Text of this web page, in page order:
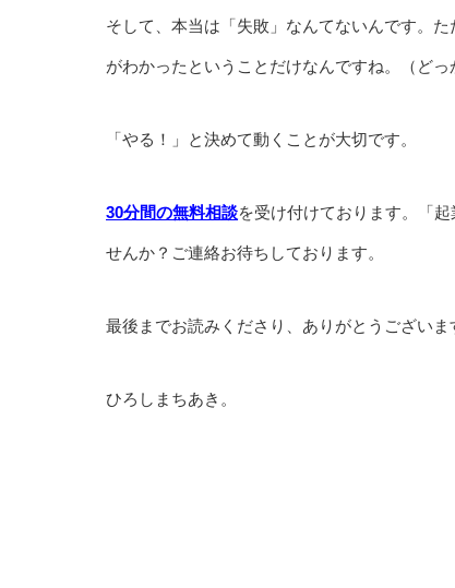
そして、本当は「失敗」なんてないんです。
がわかったということだけなんですね。（どっ
「やる！」と決めて動くことが大切です。
30分間の無料相談を受け付けております。「
せんか？ご連絡お待ちしております。
最後までお読みくださり、ありがとうございま
ひろしまちあき。